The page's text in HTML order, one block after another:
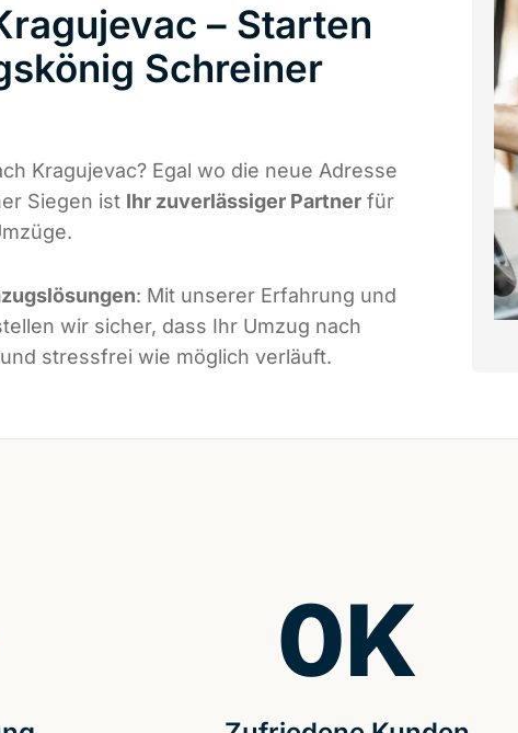
– Starten
Schreiner
Kragujevac? Egal wo die neue Adresse
Siegen ist Ihr zuverlässiger Partner für
: Mit unserer Erfahrung und
wir sicher, dass Ihr Umzug nach
stressfrei wie möglich verläuft.
0K